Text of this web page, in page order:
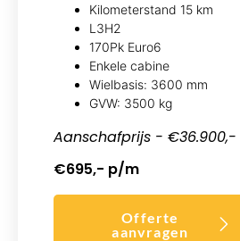
Kilometerstand 15 km
L3H2
170Pk Euro6
Enkele cabine
Wielbasis: 3600 mm
GVW: 3500 kg
Aanschafprijs - €36.900,-
€695,- p/m
Offerte
aanvragen